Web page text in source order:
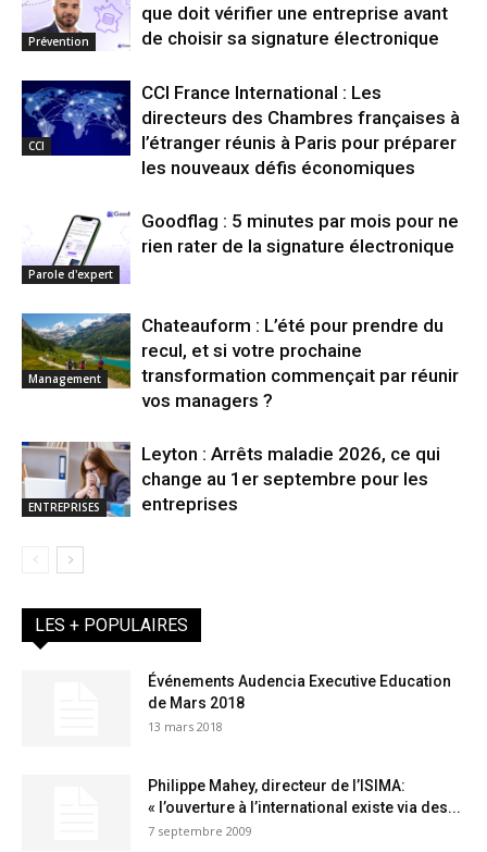
Prévention
que doit vérifier une entreprise avant
de choisir sa signature électronique
CCI
CCI France International : Les
directeurs des Chambres françaises à
l’étranger réunis à Paris pour préparer
les nouveaux défis économiques
Parole d'expert
Goodflag : 5 minutes par mois pour ne
rien rater de la signature électronique
Management
Chateauform : L’été pour prendre du
recul, et si votre prochaine
transformation commençait par réunir
vos managers ?
ENTREPRISES
Leyton : Arrêts maladie 2026, ce qui
change au 1er septembre pour les
entreprises
LES + POPULAIRES
Événements Audencia Executive Education
de Mars 2018
13 mars 2018
Philippe Mahey, directeur de l’ISIMA:
« l’ouverture à l’international existe via des...
7 septembre 2009